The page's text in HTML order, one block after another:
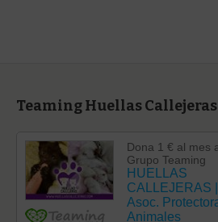
Teaming Huellas Callejeras